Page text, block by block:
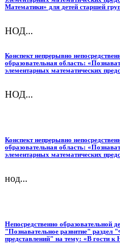
Математики» для детей старшей
НОД...
Конспект непрерывно
образовательная область:
элементарных математических
НОД...
Конспект непрерывно
образовательная область:
элементарных математических
нод...
Непосредственно образовательной
"Познавательное развитие" раздел
представлений" на тему: «В гости к